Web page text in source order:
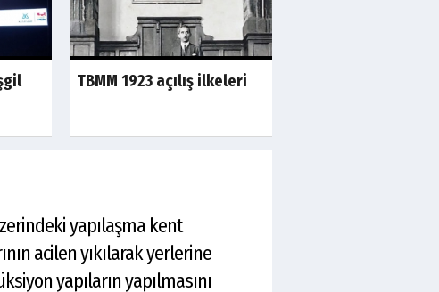
TBMM 1923 açılış ilkeleri
yapılaşma kent
acilen yıkılarak yerlerine
yapıların yapılmasını